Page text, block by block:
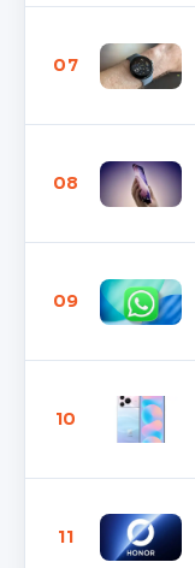
07
08
09
10
11